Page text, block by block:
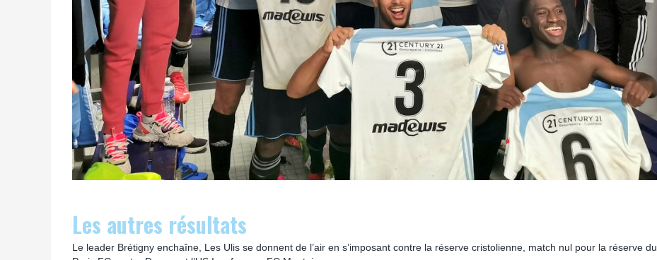
Les autres résultats
Le leader Brétigny enchaîne, Les Ulis se donnent de l’air en s’imposant contre la réserve cristolienne, match nul pour la réserve du